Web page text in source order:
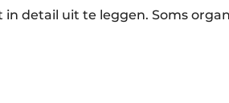
detail uit te leggen. Soms